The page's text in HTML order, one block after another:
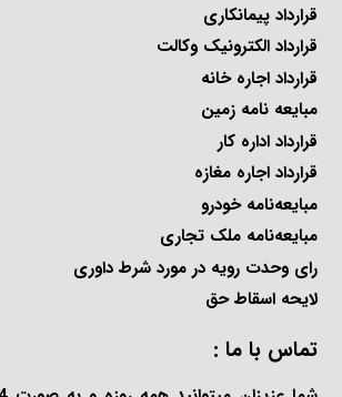
قرارداد پیمانکاری
قرارداد الکترونیک وکالت
قرارداد اجاره خانه
مبایعه نامه زمین
قرارداد اداره کار
قرارداد اجاره مغازه
مبایعه‌نامه خودرو
مبایعه‌نامه ملک تجاری
رای وحدت رویه در مورد شرط داوری
لایحه اسقاط حق
تماس با ما :